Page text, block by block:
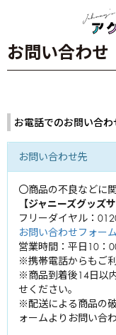
TOKIO
城島茂
国分太一
KinKi Kids
堂本光一
堂本剛
20th Century
坂本昌行
長野博
井ノ原快彦
KAT-TUN
亀梨和也
上田竜也
中丸雄一
NEWS
小山慶一郎
加藤シゲアキ
増田貴久
関ジャニ∞
横山裕
村上信五
Hey! Say! JUMP
お問い合わせ
お電話でのお問い合わ
お問い合わせ先
〇商品の不良などに
【ジャニーズグッズ
フリーダイヤル：
お問い合わせフォーム
営業時間：平日10：
※携帯電話からもご
※商品到着後14日以
せください。
※配送による商品の
ォームよりお問い合